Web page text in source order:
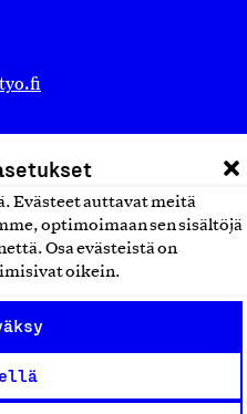
Evästeet auttavat meitä
optimoimaan sen sisältöjä
Osa evästeistä on
oikein.